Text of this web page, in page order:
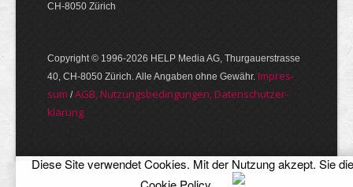
CH-8050 Zürich
Copyright © 1996-2026 HELP Media AG, Thurgauer­strasse
40, CH-8050 Zürich. Alle Angaben ohne Gewähr. Im­pres­
sum /AGB, Nut­zungs­bedin­gungen, Daten­schutz­er­
klärung
Diese Site verwendet Cookies. Mit der Nutzung akzept. Sie die